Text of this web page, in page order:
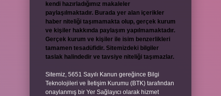
kendi hazırladığımız makaleler
paylaşılmaktadır. Burada yer alan içerikler
haber niteliği taşımamakta olup, gerçek kurum
ve kişiler hakkında paylaşım yapılmamaktadır.
Gerçek kurum ve kişiler ile isim benzerlikleri
tamamen tesadüfidir. Sitemizdeki bilgiler
taslak halindedir ve tavsiye niteliği taşımazlar.
Sitemiz, 5651 Sayılı Kanun gereğince Bilgi
Teknolojileri ve İletişim Kurumu (BTK) tarafından
onaylanmış bir Yer Sağlayıcı olarak hizmet